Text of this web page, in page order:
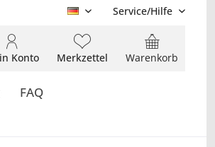
DE Service/Hilfe
Warenkorb
Merkzettel
Konto
FAQ